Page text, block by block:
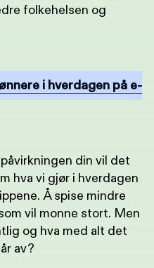
folkehelsen og
i hverdagen på e-
din vil det
hva vi gjør i hverdagen
Å spise mindre
vil monne stort. Men
og hva med alt det
av?